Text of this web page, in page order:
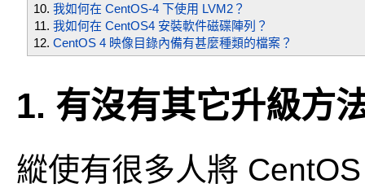
我如何在 CentOS-4 下使用 LVM2？
我如何在 CentOS4 安裝軟件磁碟陣列？
CentOS 4 映像目錄內備有甚麼種類的檔案？
1. 有沒有其它升級方
縱使有很多人將